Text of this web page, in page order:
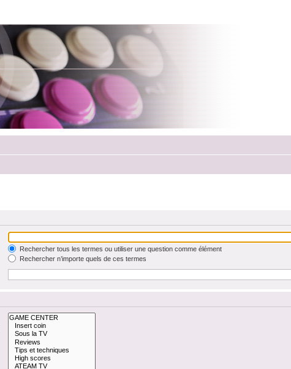
Rechercher tous les termes ou utiliser une question comme élément
Rechercher n’importe quels de ces termes